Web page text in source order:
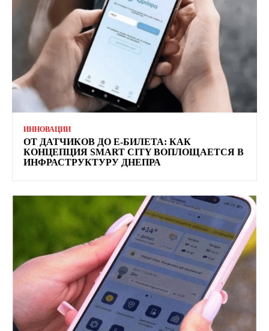
ИННОВАЦИИ
ОТ ДАТЧИКОВ ДО Е-БИЛЕТА: КАК
КОНЦЕПЦИЯ SMART CITY ВОПЛОЩАЕТСЯ В
ИНФРАСТРУКТУРУ ДНЕПРА